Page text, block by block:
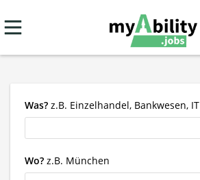
Was? z.B. Einzelhandel, Bankwesen, IT
Wo? z.B. München